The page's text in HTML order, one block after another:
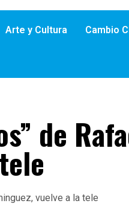
Arte y Cultura Cambio
de